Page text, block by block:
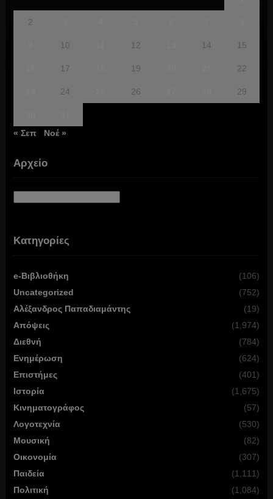
2
10 12 14 15
17 19 22
24 26 29
« Σεπ
Νοέ »
Αρχείο
Κατηγορίες
e-Βιβλιοθήκη
(106)
Uncategorized
(752)
Αλέξανδρος Παπαδιαμάντης
(19)
Απόψεις
(1,974)
Διεθνή
(784)
Ενημέρωση
(624)
Επιστήμες
(401)
Ιστορία
(1,675)
Κινηματογράφος
(57)
Λογοτεχνία
(530)
Μουσική
(82)
Οικονομία
(307)
Παιδεία
(1,111)
Πολιτική
(1,084)